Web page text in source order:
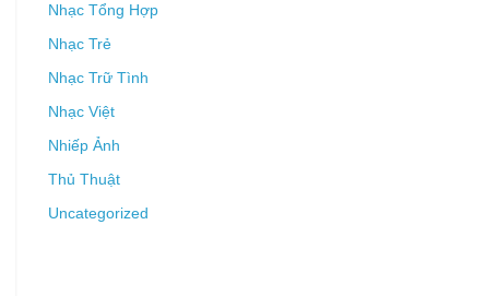
Nhạc Tổng Hợp
Nhạc Trẻ
Nhạc Trữ Tình
Nhạc Việt
Nhiếp Ảnh
Thủ Thuật
Uncategorized